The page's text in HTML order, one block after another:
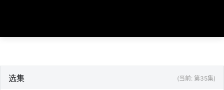
选集 (当前: 第35集)